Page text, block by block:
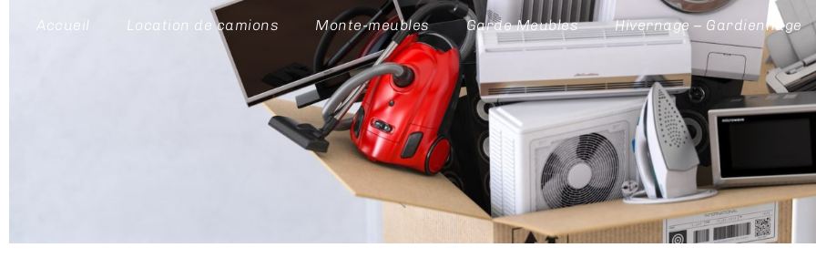
Accueil Location de camions Monte-meubles Garde Meubles Hivernage – Gardiennage